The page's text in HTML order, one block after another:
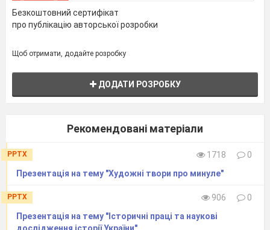
Безкоштовний сертифікат
про публікацію авторської розробки
Щоб отримати, додайте розробку
ДОДАТИ РОЗРОБКУ
Рекомендовані матеріали
PPTX 1718
0
Презентація на тему "Художні твори про минуле"
PPTX 906
0
Презентація на тему "Історичні праці та наукові